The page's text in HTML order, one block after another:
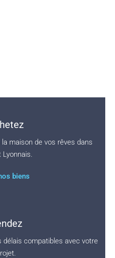
maison de vos rêves dans
Lyonnais.
biens
délais compatibles avec votre